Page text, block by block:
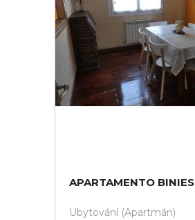
APARTAMENTO BINIES
Ubytování (Apartmán)